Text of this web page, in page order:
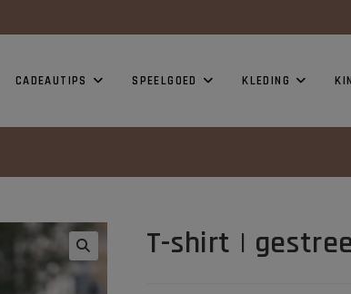
CADEAUTIPS SPEELGOED KLEDING
T-shirt |